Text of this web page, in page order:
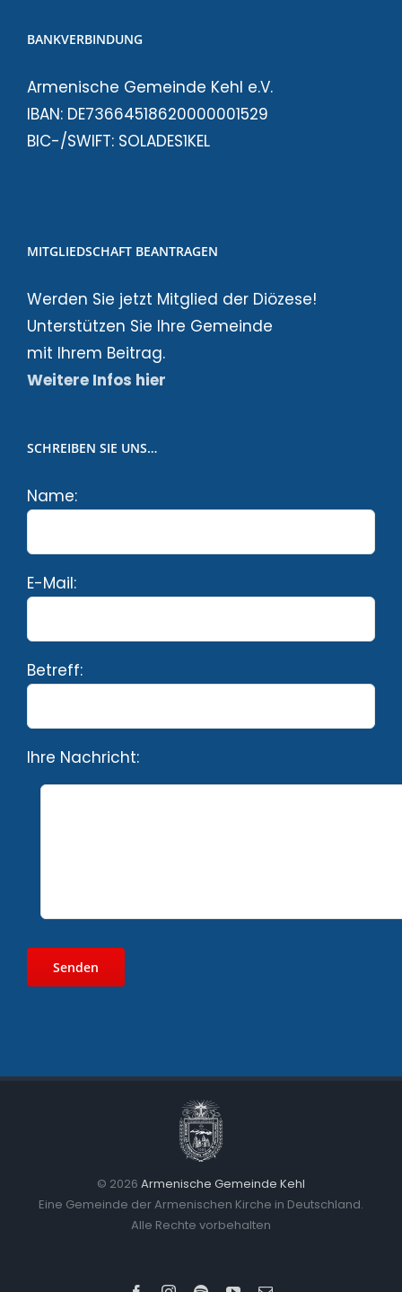
BANKVERBINDUNG
Armenische Gemeinde Kehl e.V.
IBAN: DE73664518620000001529
BIC-/SWIFT: SOLADES1KEL
MITGLIEDSCHAFT BEANTRAGEN
Werden Sie jetzt Mitglied der Diözese!
Unterstützen Sie Ihre Gemeinde
mit Ihrem Beitrag.
Weitere Infos hier
SCHREIBEN SIE UNS…
Name:
E-Mail:
Betreff:
Ihre Nachricht:
© 2026 Armenische Gemeinde Kehl
Eine Gemeinde der Armenischen Kirche in Deutschland.
Alle Rechte vorbehalten